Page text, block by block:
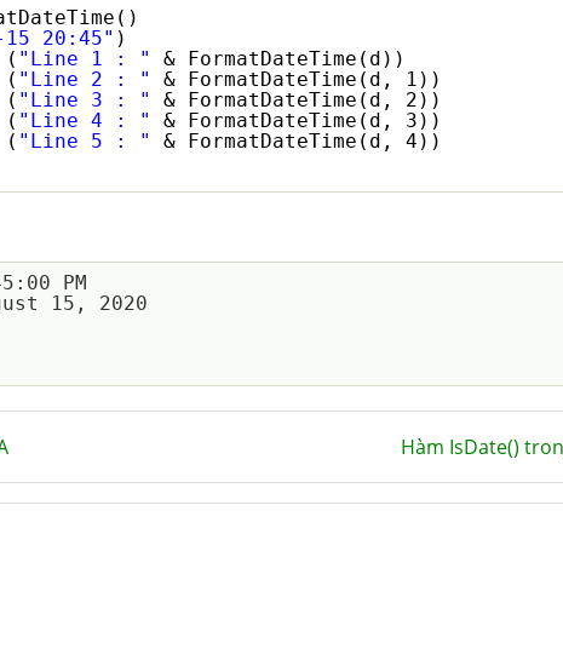
15 20:45" )
( "Line 1 : "
& FormatDateTime(d))
( "Line 2 : "
& FormatDateTime(d, 1))
( "Line 3 : "
& FormatDateTime(d, 2))
( "Line 4 : "
& FormatDateTime(d, 3))
( "Line 5 : "
& FormatDateTime(d, 4))
PM
15, 2020
Hàm IsDate()